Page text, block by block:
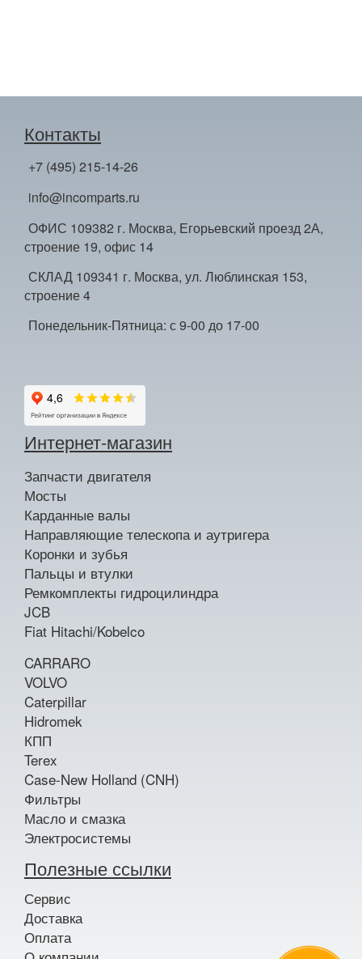
Контакты
+7 (495) 215-14-26
info@incomparts.ru
ОФИС 109382 г. Москва, Егорьевский проезд 2А,
строение 19, офис 14
СКЛАД 109341 г. Москва, ул. Люблинская 153,
строение 4
Понедельник-Пятница: с 9-00 до 17-00
Интернет-магазин
Запчасти двигателя
Мосты
Карданные валы
Направляющие телескопа и аутригера
Коронки и зубья
Пальцы и втулки
Ремкомплекты гидроцилиндра
JCB
Fiat Hitachi/Kobelco
CARRARO
VOLVO
Caterpillar
Hidromek
КПП
Terex
Case-New Holland (CNH)
Фильтры
Масло и смазка
Электросистемы
Полезные ссылки
Сервис
Доставка
Оплата